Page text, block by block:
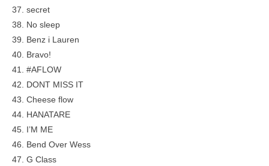
37. secret
38. No sleep
39. Benz i Lauren
40. Bravo!
41. #AFLOW
42. DONT MISS IT
43. Cheese flow
44. HANATARE
45. I’M ME
46. Bend Over Wess
47. G Class